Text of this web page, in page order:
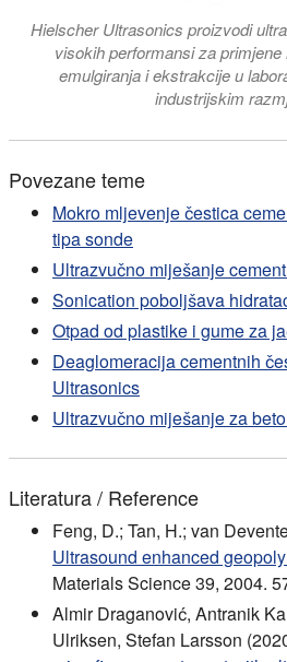
Hielscher Ultrasonics proizvodi
visokih performansi za
emulgiranja i ekstrakcije u
industrijskim
Povezane teme
Mokro mljevenje čestica
tipa sonde
Ultrazvučno miješanje
Sonication poboljšava
Otpad od plastike i gume za
Deaglomeracija cementnih
Ultrasonics
Ultrazvučno miješanje za
Literatura / Reference
Feng, D.; Tan, H.; van
Ultrasound enhanced
Materials Science 39, 2004.
Almir Draganović, Antranik
Ulriksen, Stefan Larsson